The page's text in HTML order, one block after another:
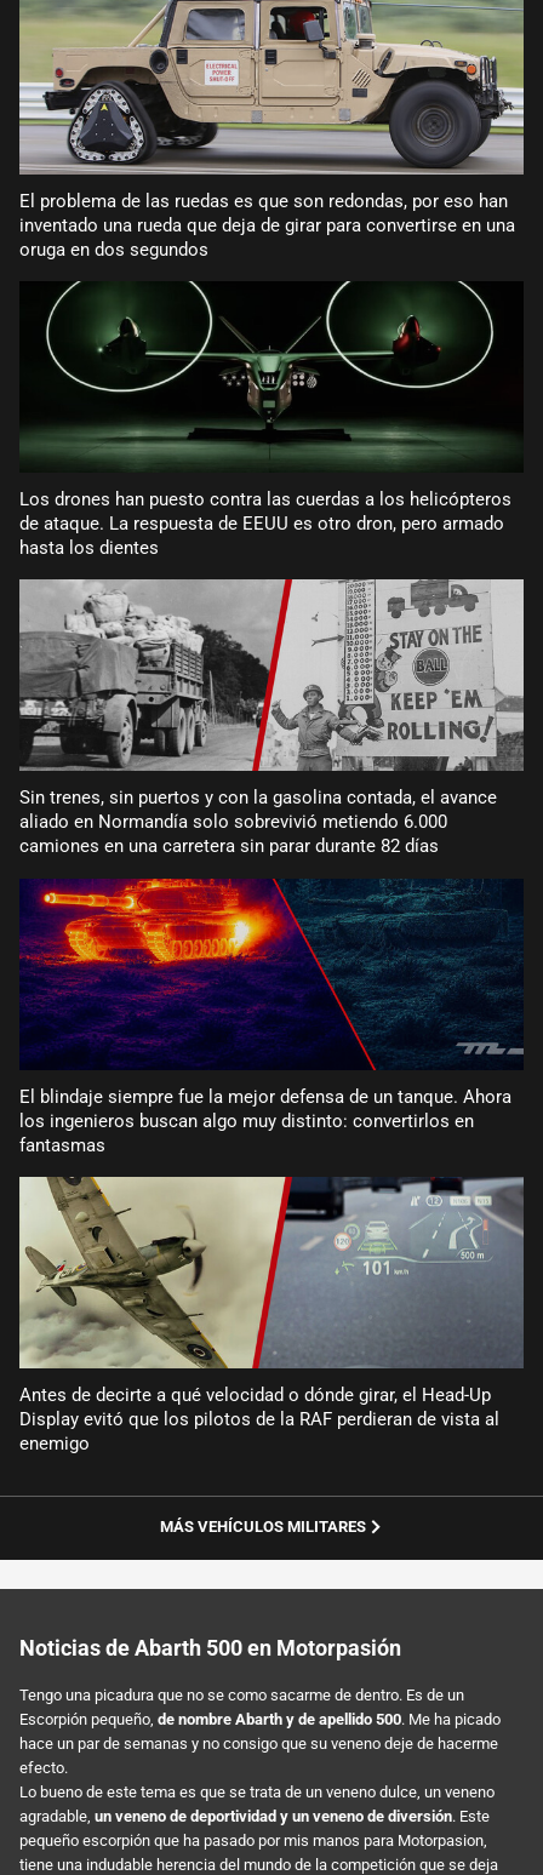
El problema de las ruedas es que son redondas, por eso han
inventado una rueda que deja de girar para convertirse en una
oruga en dos segundos
Los drones han puesto contra las cuerdas a los helicópteros
de ataque. La respuesta de EEUU es otro dron, pero armado
hasta los dientes
Sin trenes, sin puertos y con la gasolina contada, el avance
aliado en Normandía solo sobrevivió metiendo 6.000
camiones en una carretera sin parar durante 82 días
El blindaje siempre fue la mejor defensa de un tanque. Ahora
los ingenieros buscan algo muy distinto: convertirlos en
fantasmas
Antes de decirte a qué velocidad o dónde girar, el Head-Up
Display evitó que los pilotos de la RAF perdieran de vista al
enemigo
MÁS VEHÍCULOS MILITARES
Noticias de Abarth 500 en Motorpasión
Tengo una picadura que no se como sacarme de dentro. Es de un
Escorpión pequeño, de nombre Abarth y de apellido 500. Me ha picado
hace un par de semanas y no consigo que su veneno deje de hacerme
efecto.
Lo bueno de este tema es que se trata de un veneno dulce, un veneno
agradable, un veneno de deportividad y un veneno de diversión. Este
pequeño escorpión que ha pasado por mis manos para Motorpasion,
tiene una indudable herencia del mundo de la competición que se deja